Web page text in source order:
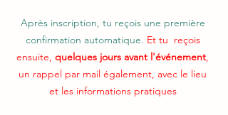
Après inscription, tu reçois une première
confirmation automatique. Et tu  reçois
ensuite, quelques jours avant l'événement,
un rappel par mail également, avec le lieu
et les informations pratiques